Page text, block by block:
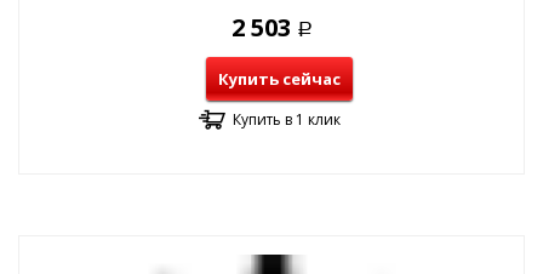
2 503 Р
Купить сейчас
Купить в 1 клик